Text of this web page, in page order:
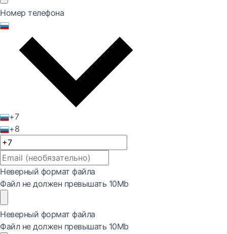
Номер телефона
+7
+8
Неверный формат файла
Файл не должен превышать 10Mb
Неверный формат файла
Файл не должен превышать 10Mb